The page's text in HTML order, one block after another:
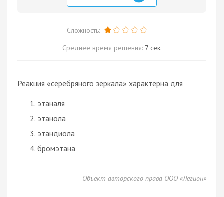
Сложность:
Среднее время решения: 7 сек.
Реакция «серебряного зеркала» характерна для
этаналя
этанола
этандиола
бромэтана
Объект авторского права ООО «Легион»